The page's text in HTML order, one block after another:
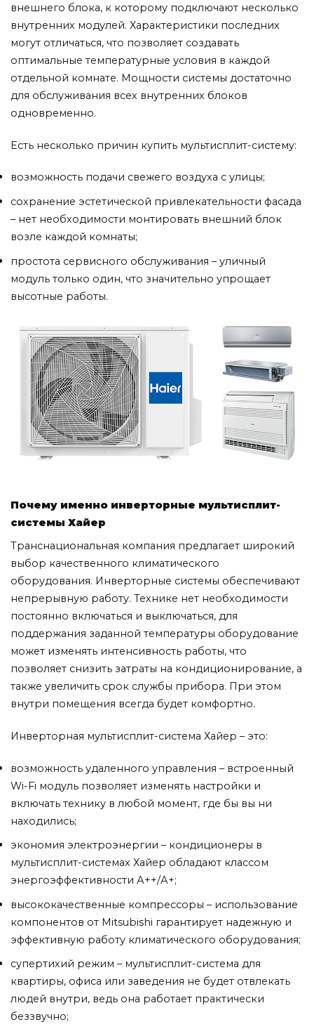
внешнего блока, к которому подключают несколько
внутренних модулей. Характеристики последних
могут отличаться, что позволяет создавать
оптимальные температурные условия в каждой
отдельной комнате. Мощности системы достаточно
для обслуживания всех внутренних блоков
одновременно.
Есть несколько причин купить мультисплит-систему:
возможность подачи свежего воздуха с улицы;
сохранение эстетической привлекательности фасада
– нет необходимости монтировать внешний блок
возле каждой комнаты;
простота сервисного обслуживания – уличный
модуль только один, что значительно упрощает
высотные работы.
Почему именно инверторные мультисплит-
системы Хайер
Транснациональная компания предлагает широкий
выбор качественного климатического
оборудования. Инверторные системы обеспечивают
непрерывную работу. Технике нет необходимости
постоянно включаться и выключаться, для
поддержания заданной температуры оборудование
может изменять интенсивность работы, что
позволяет снизить затраты на кондиционирование, а
также увеличить срок службы прибора. При этом
внутри помещения всегда будет комфортно.
Инверторная мультисплит-система Хайер – это:
возможность удаленного управления – встроенный
Wi-Fi модуль позволяет изменять настройки и
включать технику в любой момент, где бы вы ни
находились;
экономия электроэнергии – кондиционеры в
мультисплит-системах Хайер обладают классом
энергоэффективности А++/А+;
высококачественные компрессоры – использование
компонентов от Mitsubishi гарантирует надежную и
эффективную работу климатического оборудования;
супертихий режим – мультисплит-система для
квартиры, офиса или заведения не будет отвлекать
людей внутри, ведь она работает практически
беззвучно;